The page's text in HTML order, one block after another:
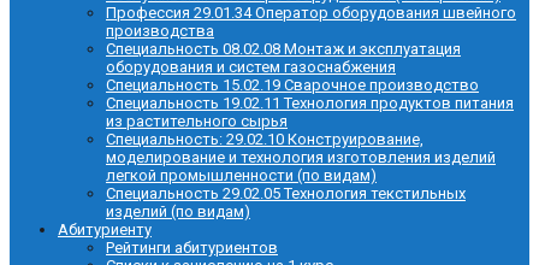
Профессия 29.01.34 Оператор оборудования швейного
производства
Специальность 08.02.08 Монтаж и эксплуатация
оборудования и систем газоснабжения
Специальность 15.02.19 Сварочное производство
Специальность 19.02.11 Технология продуктов питания
из растительного сырья
Специальность: 29.02.10 Конструирование,
моделирование и технология изготовления изделий
легкой промышленности (по видам)
Специальность 29.02.05 Технология текстильных
изделий (по видам)
Абитуриенту
Рейтинги абитуриентов